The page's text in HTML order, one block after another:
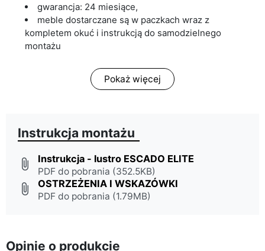
gwarancja: 24 miesiące,
meble dostarczane są w paczkach wraz z
kompletem okuć i instrukcją do samodzielnego
montażu
Pokaż więcej
Instrukcja montażu
attach_file Instrukcja - lustro ESCADO ELITE
PDF do pobrania (352.5KB)
attach_file OSTRZEŻENIA I WSKAZÓWKI
PDF do pobrania (1.79MB)
Opinie o produkcie